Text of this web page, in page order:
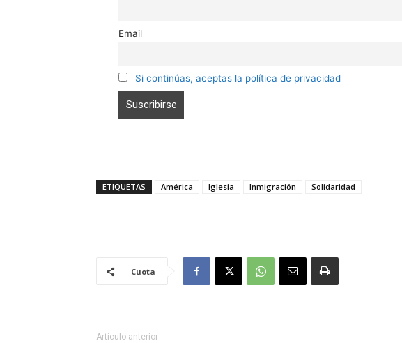
Email
Si continúas, aceptas la política de privacidad
ETIQUETAS América Iglesia Inmigración Solidaridad
Cuota
Artículo anterior